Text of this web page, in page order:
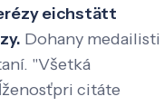
eichstätt
Dohany medailisti
"Všetká
citáte